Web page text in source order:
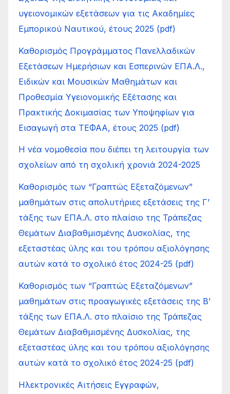
υγειονομικών εξετάσεων για τις Ακαδημίες
Εμπορικού Ναυτικού, έτους 2025 (pdf)
Καθορισμός Προγράμματος Πανελλαδικών
Εξετάσεων Ημερήσιων και Εσπερινών ΕΠΑ.Λ.,
Ειδικών και Μουσικών Μαθημάτων και
Προθεσμία Υγειονομικής Εξέτασης και
Πρακτικής Δοκιμασίας των Υποψηφίων για
Εισαγωγή στα ΤΕΦΑΑ, έτους 2025 (pdf)
Η νέα νομοθεσία που διέπει τη λειτουργία των
σχολείων από τη σχολική χρονιά 2024-2025
Καθορισμός των “Γραπτώς Εξεταζόμενων”
μαθημάτων στις απολυτήριες εξετάσεις της Γ’
τάξης των ΕΠΑ.Λ. στο πλαίσιο της Τράπεζας
Θεμάτων Διαβαθμισμένης Δυσκολίας, της
εξεταστέας ύλης και του τρόπου αξιολόγησης
αυτών κατά το σχολικό έτος 2024-25 (pdf)
Καθορισμός των “Γραπτώς Εξεταζόμενων”
μαθημάτων στις προαγωγικές εξετάσεις της Β’
τάξης των ΕΠΑ.Λ. στο πλαίσιο της Τράπεζας
Θεμάτων Διαβαθμισμένης Δυσκολίας, της
εξεταστέας ύλης και του τρόπου αξιολόγησης
αυτών κατά το σχολικό έτος 2024-25 (pdf)
Ηλεκτρονικές Αιτήσεις Εγγραφών,